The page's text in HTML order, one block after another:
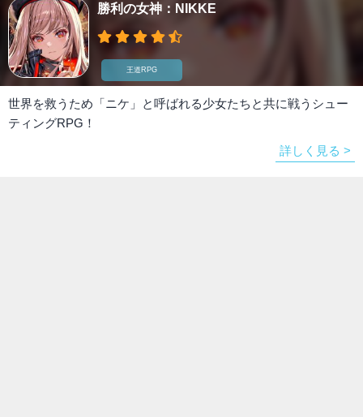
勝利の女神：NIKKE
王道RPG
世界を救うため「ニケ」と呼ばれる少女たちと共に戦うシュー
ティングRPG！
詳しく見る >